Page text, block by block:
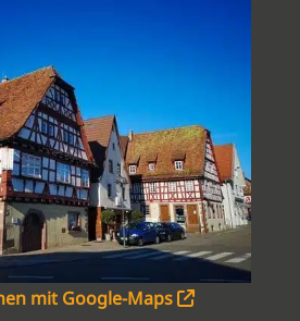
mit Google-Maps